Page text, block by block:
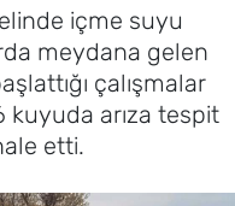
içme suyu
meydana gelen
çalışmalar
kuyuda arıza tespit
etti.